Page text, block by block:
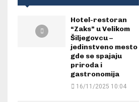
Hotel-restoran
“Zaks” u Velikom
Šiljegovcu –
jedinstveno mesto
gde se spajaju
priroda i
gastronomija
16/11/2025 10:04